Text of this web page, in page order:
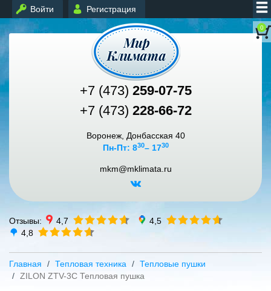
Войти Регистрация
0
+7 (473) 259-07-75
+7 (473) 228-66-72
Воронеж, Донбасская 40
Пн-Пт: 830– 1730
mkm@mklimata.ru
Отзывы: 4,7
4,5
4,8
Главная Тепловая техника
Тепловые пушки
ZILON ZTV-3C Тепловая пушка